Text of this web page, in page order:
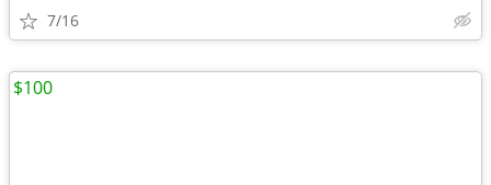
7/16
$100